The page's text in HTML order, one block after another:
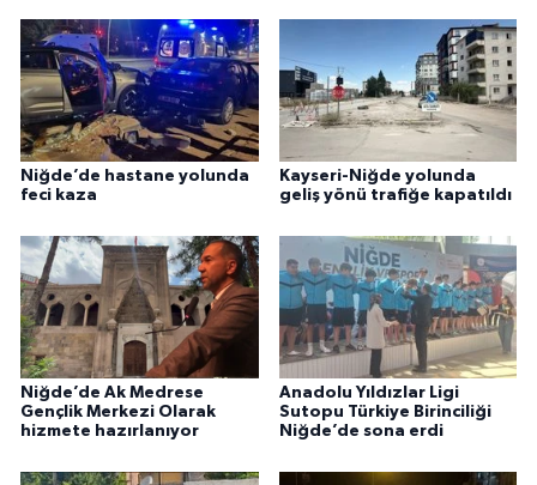
Niğde’de hastane yolunda
feci kaza
Kayseri-Niğde yolunda
geliş yönü trafiğe kapatıldı
Niğde’de Ak Medrese
Gençlik Merkezi Olarak
hizmete hazırlanıyor
Anadolu Yıldızlar Ligi
Sutopu Türkiye Birinciliği
Niğde’de sona erdi